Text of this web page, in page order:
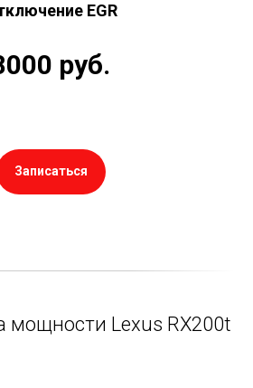
EGR
руб.
Записаться
мощности Lexus RX200t